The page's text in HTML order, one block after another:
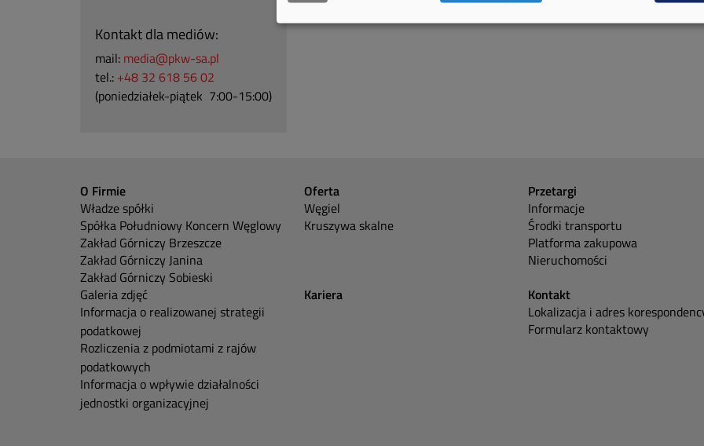
Kontakt dla mediów:
mail: media@pkw-sa.pl
tel.: +48 32 618 56 02
(poniedziałek-piątek 7:00-15:00)
O Firmie
Władze spółki
Spółka Południowy Koncern Węglowy
Zakład Górniczy Brzeszcze
Zakład Górniczy Janina
Zakład Górniczy Sobieski
Galeria zdjęć
Informacja o realizowanej strategii
podatkowej
Rozliczenia z podmiotami z rajów
podatkowych
Informacja o wpływie działalności
jednostki organizacyjnej
Oferta
Węgiel
Kruszywa skalne
Przetargi
Informacje
Środki transportu
Platforma zakupowa
Nieruchomości
Kariera
Kontakt
Lokalizacja i adres
Formularz kontaktowy